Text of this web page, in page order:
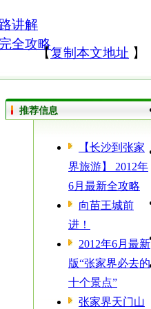
讲解
全攻略
【复制本文地址 】
推荐信息
【长沙到张家
界旅游】 2012年
6月最新全攻略
向苗王城前
进！
2012年6月最新
版“张家界必去的
十个景点”
张家界天门山